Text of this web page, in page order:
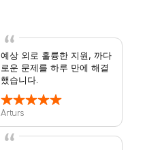
예상 외로 훌륭한 지원, 까다
로운 문제를 하루 만에 해결
했습니다.
Arturs